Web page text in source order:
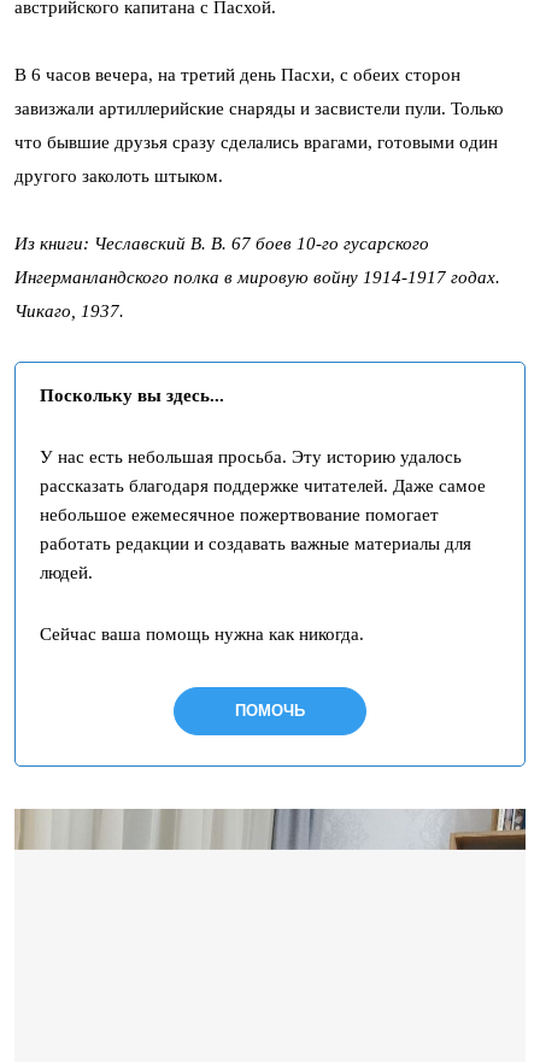
австрийского капитана с Пасхой.
В 6 часов вечера, на третий день Пасхи, с обеих сторон
завизжали артиллерийские снаряды и засвистели пули. Только
что бывшие друзья сразу сделались врагами, готовыми один
другого заколоть штыком.
Из книги: Чеславский В. В. 67 боев 10-го гусарского
Ингерманландского полка в мировую войну 1914-1917 годах.
Чикаго, 1937.
Поскольку вы здесь...
У нас есть небольшая просьба. Эту историю удалось
рассказать благодаря поддержке читателей. Даже самое
небольшое ежемесячное пожертвование помогает
работать редакции и создавать важные материалы для
людей.
Сейчас ваша помощь нужна как никогда.
ПОМОЧЬ